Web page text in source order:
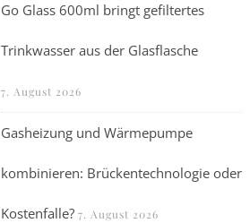
Go Glass 600ml bringt gefiltertes
Trinkwasser aus der Glasflasche
7. August 2026
Gasheizung und Wärmepumpe
kombinieren: Brückentechnologie oder
Kostenfalle? 7. August 2026